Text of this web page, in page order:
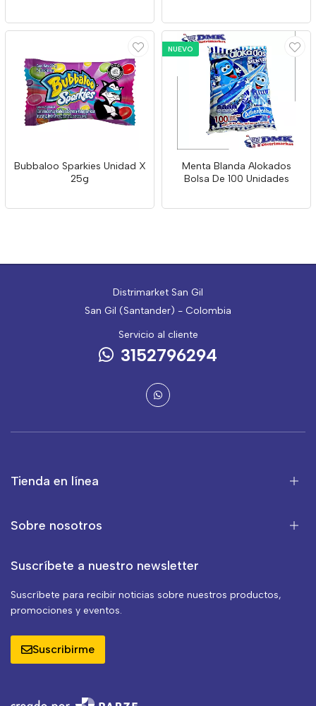
Bubbaloo Sparkies Unidad X
25g
NUEVO
Menta Blanda Alokados
Bolsa De 100 Unidades
Distrimarket San Gil
San Gil (Santander) - Colombia
Servicio al cliente
3152796294
Tienda en línea
Sobre nosotros
Suscríbete a nuestro newsletter
Suscríbete para recibir noticias sobre nuestros productos,
promociones y eventos.
Suscribirme